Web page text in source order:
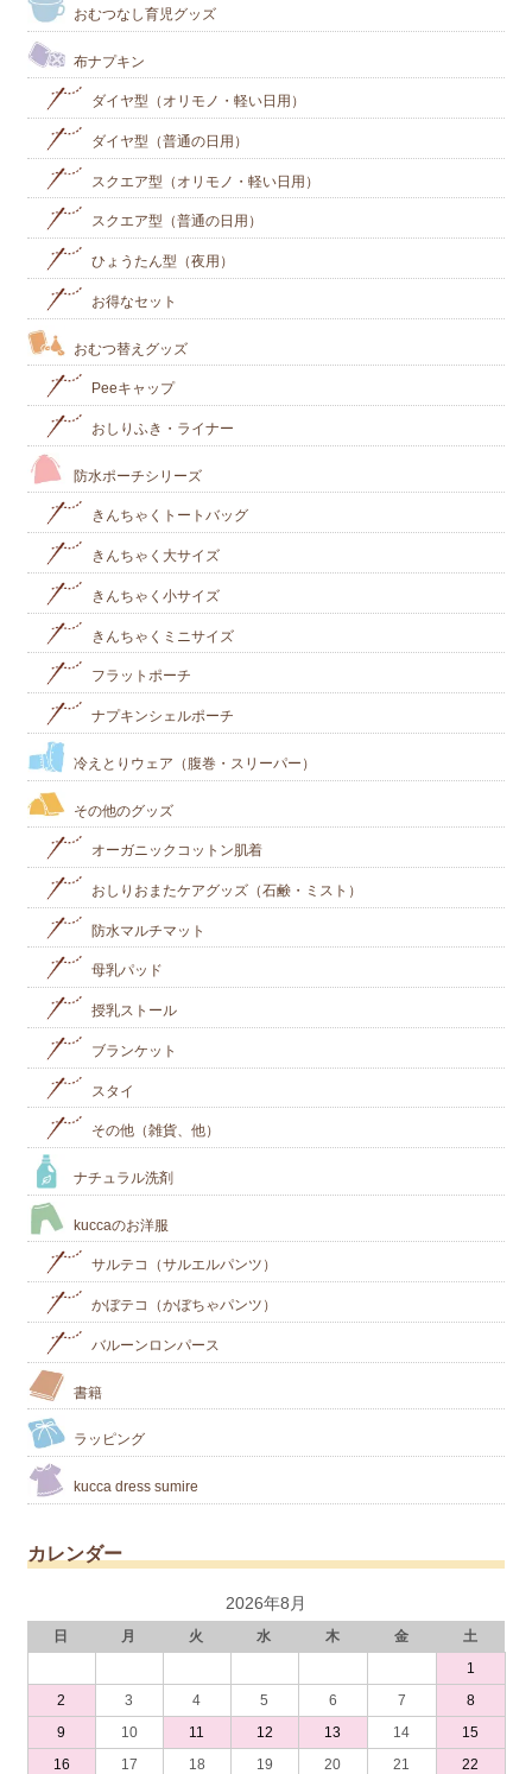
おむつなし育児グッズ
布ナプキン
ダイヤ型（オリモノ・軽い日用）
ダイヤ型（普通の日用）
スクエア型（オリモノ・軽い日用）
スクエア型（普通の日用）
ひょうたん型（夜用）
お得なセット
おむつ替えグッズ
Peeキャップ
おしりふき・ライナー
防水ポーチシリーズ
きんちゃくトートバッグ
きんちゃく大サイズ
きんちゃく小サイズ
きんちゃくミニサイズ
フラットポーチ
ナプキンシェルポーチ
冷えとりウェア（腹巻・スリーパー）
その他のグッズ
オーガニックコットン肌着
おしりおまたケアグッズ（石鹸・ミスト）
防水マルチマット
母乳パッド
授乳ストール
ブランケット
スタイ
その他（雑貨、他）
ナチュラル洗剤
kuccaのお洋服
サルテコ（サルエルパンツ）
かぼテコ（かぼちゃパンツ）
バルーンロンパース
書籍
ラッピング
kucca dress sumire
カレンダー
2026年8月
日 月 火 水 木 金
土
1
2
3 4 5 6 7
8
9
10 11 12 13 14
15
16
17 18 19 20 21 22